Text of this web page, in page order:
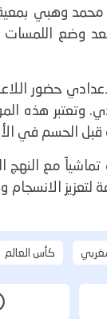
وهبي
بعد وضع
حضور
وتعتبر هذه
قبل الحسم في
كأس العالم